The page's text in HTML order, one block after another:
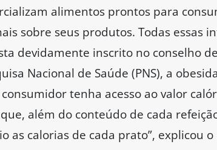
alimentos prontos para
sobre seus produtos. Todas essas
devidamente inscrito no conselho
Nacional de Saúde (PNS), a
tenha acesso ao valor
além do conteúdo de cada
as calorias de cada prato”, explicou